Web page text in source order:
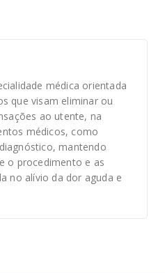
médica orientada
que visam eliminar ou
ao utente, na
médicos, como
mantendo
o procedimento e as
no alívio da dor aguda e